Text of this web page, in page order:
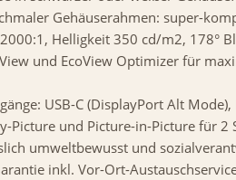
Gehäuserahmen: super-
Helligkeit 350 cd/m2, 178°
und EcoView Optimizer für
USB-C (DisplayPort Alt
Picture und Picture-in-Picture für 2
umweltbewusst und
inkl. Vor-Ort-